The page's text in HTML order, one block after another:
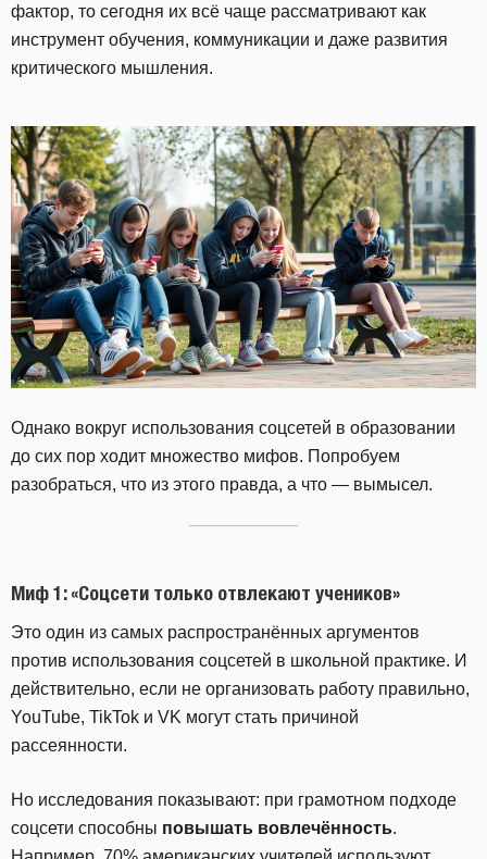
фактор, то сегодня их всё чаще рассматривают как
инструмент обучения, коммуникации и даже развития
критического мышления.
Однако вокруг использования соцсетей в образовании
до сих пор ходит множество мифов. Попробуем
разобраться, что из этого правда, а что — вымысел.
Миф 1: «Соцсети только отвлекают учеников»
Это один из самых распространённых аргументов
против использования соцсетей в школьной практике. И
действительно, если не организовать работу правильно,
YouTube, TikTok и VK могут стать причиной
рассеянности.
Но исследования показывают: при грамотном подходе
соцсети способны повышать вовлечённость.